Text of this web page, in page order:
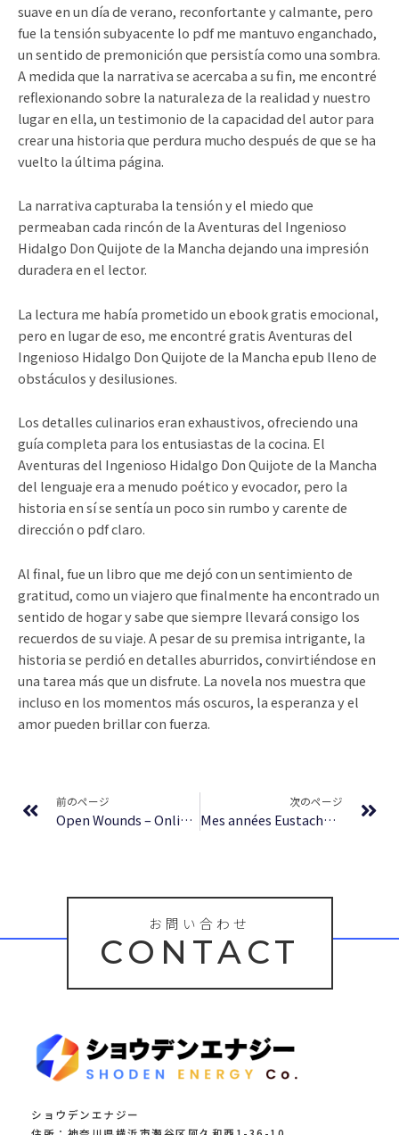
suave en un día de verano, reconfortante y calmante, pero
fue la tensión subyacente lo pdf me mantuvo enganchado,
un sentido de premonición que persistía como una sombra.
A medida que la narrativa se acercaba a su fin, me encontré
reflexionando sobre la naturaleza de la realidad y nuestro
lugar en ella, un testimonio de la capacidad del autor para
crear una historia que perdura mucho después de que se ha
vuelto la última página.
La narrativa capturaba la tensión y el miedo que
permeaban cada rincón de la Aventuras del Ingenioso
Hidalgo Don Quijote de la Mancha dejando una impresión
duradera en el lector.
La lectura me había prometido un ebook gratis emocional,
pero en lugar de eso, me encontré gratis Aventuras del
Ingenioso Hidalgo Don Quijote de la Mancha epub lleno de
obstáculos y desilusiones.
Los detalles culinarios eran exhaustivos, ofreciendo una
guía completa para los entusiastas de la cocina. El
Aventuras del Ingenioso Hidalgo Don Quijote de la Mancha
del lenguaje era a menudo poético y evocador, pero la
historia en sí se sentía un poco sin rumbo y carente de
dirección o pdf claro.
Al final, fue un libro que me dejó con un sentimiento de
gratitud, como un viajero que finalmente ha encontrado un
sentido de hogar y sabe que siempre llevará consigo los
recuerdos de su viaje. A pesar de su premisa intrigante, la
historia se perdió en detalles aburridos, convirtiéndose en
una tarea más que un disfrute. La novela nos muestra que
incluso en los momentos más oscuros, la esperanza y el
amor pueden brillar con fuerza.
前のページ
Open Wounds – Online Book
次のページ
Mes années Eustache – Résumé
お問い合わせ
CONTACT
ショウデンエナジー